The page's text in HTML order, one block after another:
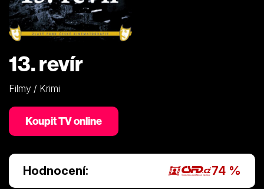
13. revír
Filmy / Krimi
Koupit TV online
Hodnocení: 74 %